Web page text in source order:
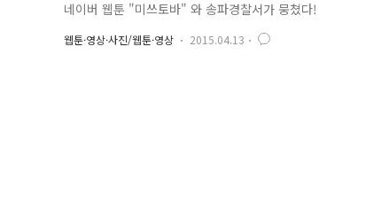
네이버 웹툰 "미쓰토바" 와 송파경찰서가 뭉쳤다!
웹툰·영상·사진/웹툰·영상 2015.04.13